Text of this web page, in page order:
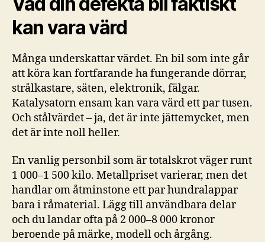
kan vara värd
Många underskattar värdet. En bil som inte går
att köra kan fortfarande ha fungerande dörrar,
strålkastare, säten, elektronik, fälgar.
Katalysatorn ensam kan vara värd ett par tusen.
Och stålvärdet – ja, det är inte jättemycket, men
det är inte noll heller.
En vanlig personbil som är totalskrot väger runt
1 000–1 500 kilo. Metallpriset varierar, men det
handlar om åtminstone ett par hundralappar
bara i råmaterial. Lägg till användbara delar
och du landar ofta på 2 000–8 000 kronor
beroende på märke, modell och årgång.